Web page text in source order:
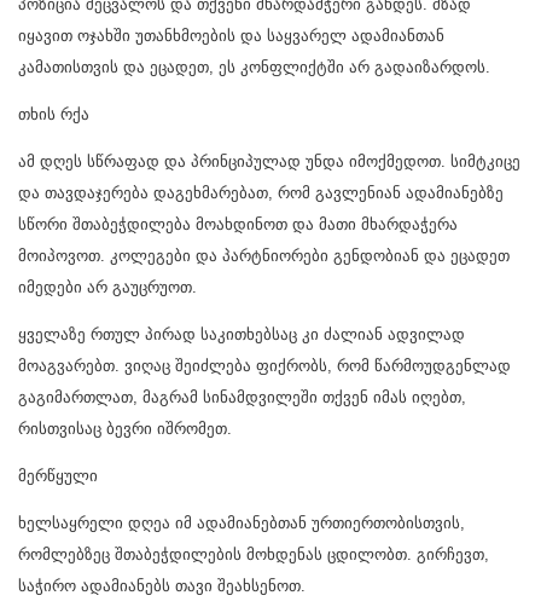
პოზიცია შეცვალოს და თქვენი მხარდამჭერი გახდეს. მზად
იყავით ოჯახში უთანხმოების და საყვარელ ადამიანთან
კამათისთვის და ეცადეთ, ეს კონფლიქტში არ გადაიზარდოს.
თხის რქა
ამ დღეს სწრაფად და პრინციპულად უნდა იმოქმედოთ. სიმტკიცე
და თავდაჯერება დაგეხმარებათ, რომ გავლენიან ადამიანებზე
სწორი შთაბეჭდილება მოახდინოთ და მათი მხარდაჭერა
მოიპოვოთ. კოლეგები და პარტნიორები გენდობიან და ეცადეთ
იმედები არ გაუცრუოთ.
ყველაზე რთულ პირად საკითხებსაც კი ძალიან ადვილად
მოაგვარებთ. ვიღაც შეიძლება ფიქრობს, რომ წარმოუდგენლად
გაგიმართლათ, მაგრამ სინამდვილეში თქვენ იმას იღებთ,
რისთვისაც ბევრი იშრომეთ.
მერწყული
ხელსაყრელი დღეა იმ ადამიანებთან ურთიერთობისთვის,
რომლებზეც შთაბეჭდილების მოხდენას ცდილობთ. გირჩევთ,
საჭირო ადამიანებს თავი შეახსენოთ.